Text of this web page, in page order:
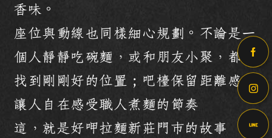
香味。
座位與動線也同樣細心規劃。不論是一
個人靜靜吃碗麵，或和朋友小聚，都能
找到剛剛好的位置；吧檯保留距離感，
讓人自在感受職人煮麵的節奏
這，就是好呷拉麵新莊門市的故事